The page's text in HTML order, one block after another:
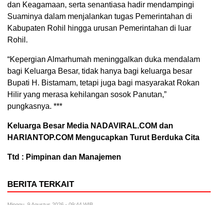
dan Keagamaan, serta senantiasa hadir mendampingi
Suaminya dalam menjalankan tugas Pemerintahan di
Kabupaten Rohil hingga urusan Pemerintahan di luar
Rohil.
“Kepergian Almarhumah meninggalkan duka mendalam
bagi Keluarga Besar, tidak hanya bagi keluarga besar
Bupati H. Bistamam, tetapi juga bagi masyarakat Rokan
Hilir yang merasa kehilangan sosok Panutan,”
pungkasnya. ***
Keluarga Besar Media NADAVIRAL.COM dan
HARIANTOP.COM Mengucapkan Turut Berduka Cita
Ttd : Pimpinan dan Manajemen
BERITA TERKAIT